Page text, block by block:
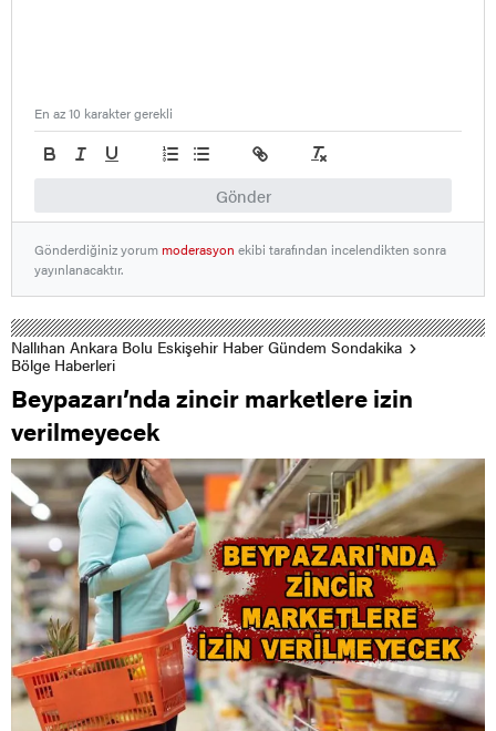
Gönder
En az 10 karakter gerekli
Gönderdiğiniz yorummoderasyon ekibi tarafından incelendikten sonra
yayınlanacaktır.
Nallıhan Ankara Bolu Eskişehir Haber Gündem Sondakika
Bölge Haberleri
Beypazarı’nda zincir marketlere izin
verilmeyecek